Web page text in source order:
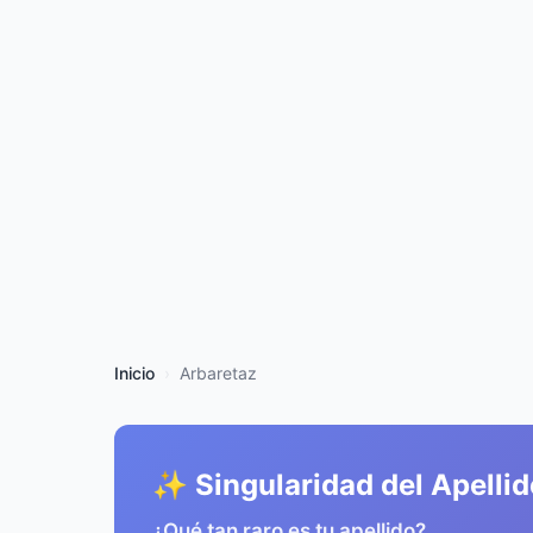
Inicio Arbaretaz
✨ Singularidad del